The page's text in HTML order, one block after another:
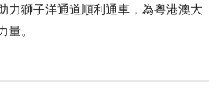
力獅子洋通道順利通車，為粵港澳大
。